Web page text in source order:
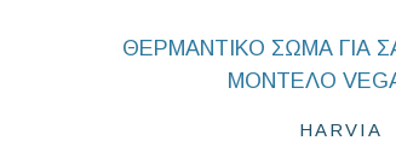
ΘΕΡΜΑΝΤΙΚΟ ΣΩΜΑ ΓΙΑ
ΜΟΝΤΕΛΟ
HARVIA